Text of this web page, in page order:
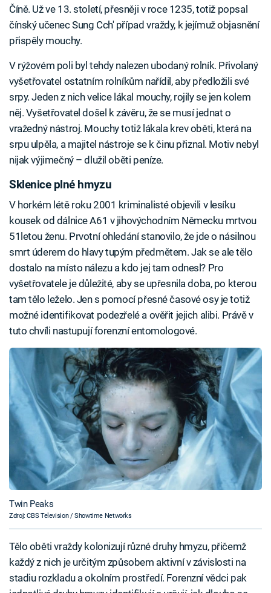
Číně. Už ve 13. století, přesněji v roce 1235, totiž popsal
čínský učenec Sung Cch' případ vraždy, k jejímuž objasnění
přispěly mouchy.
V rýžovém poli byl tehdy nalezen ubodaný rolník. Přivolaný
vyšetřovatel ostatním rolníkům nařídil, aby předložili své
srpy. Jeden z nich velice lákal mouchy, rojily se jen kolem
něj. Vyšetřovatel došel k závěru, že se musí jednat o
vražedný nástroj. Mouchy totiž lákala krev oběti, která na
srpu ulpěla, a majitel nástroje se k činu přiznal. Motiv nebyl
nijak výjimečný – dlužil oběti peníze.
Sklenice plné hmyzu
V horkém létě roku 2001 kriminalisté objevili v lesíku
kousek od dálnice A61 v jihovýchodním Německu mrtvou
51letou ženu. Prvotní ohledání stanovilo, že jde o násilnou
smrt úderem do hlavy tupým předmětem. Jak se ale tělo
dostalo na místo nálezu a kdo jej tam odnesl? Pro
vyšetřovatele je důležité, aby se upřesnila doba, po kterou
tam tělo leželo. Jen s pomocí přesné časové osy je totiž
možné identifikovat podezřelé a ověřit jejich alibi. Právě v
tuto chvíli nastupují forenzní entomologové.
Twin Peaks
Zdroj: CBS Television / Showtime Networks
Tělo oběti vraždy kolonizují různé druhy hmyzu, přičemž
každý z nich je určitým způsobem aktivní v závislosti na
stadiu rozkladu a okolním prostředí. Forenzní vědci pak